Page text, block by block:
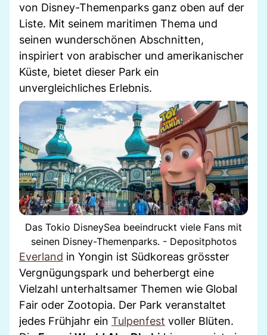
von Disney-Themenparks ganz oben auf der
Liste. Mit seinem maritimen Thema und
seinen wunderschönen Abschnitten,
inspiriert von arabischer und amerikanischer
Küste, bietet dieser Park ein
unvergleichliches Erlebnis.
Das Tokio DisneySea beeindruckt viele Fans mit
seinen Disney-Themenparks. - Depositphotos
Everland in Yongin ist Südkoreas grösster
Vergnügungspark und beherbergt eine
Vielzahl unterhaltsamer Themen wie Global
Fair oder Zootopia. Der Park veranstaltet
jedes Frühjahr ein Tulpenfest voller Blüten.